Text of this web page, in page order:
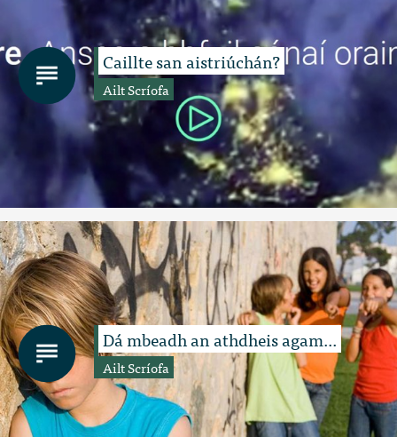
Caillte san aistriúchán?
Ailt Scríofa
Dá mbeadh an athdheis agam...
Ailt Scríofa